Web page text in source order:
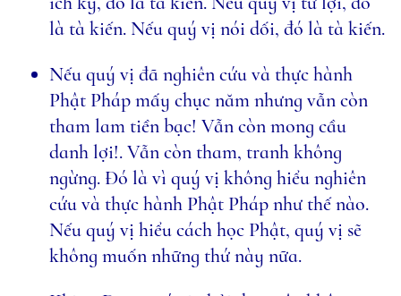
là tà kiến. Nếu quý vị nói dối, đó là tà kiến.
Nếu quý vị đã nghiên cứu và thực hành
Phật Pháp mấy chục năm nhưng vẫn còn
tham lam tiền bạc! Vẫn còn mong cầu
danh lợi!. Vẫn còn tham, tranh không
ngừng. Đó là vì quý vị không hiểu nghiên
cứu và thực hành Phật Pháp như thế nào.
Nếu quý vị hiểu cách học Phật, quý vị sẽ
không muốn những thứ này nữa.